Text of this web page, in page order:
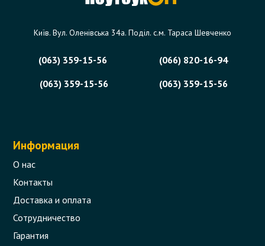
Київ. Вул. Оленівська 34а. Поділ. с.м. Тараса Шевченко
(063) 359-15-56
(066) 820-16-94
(063) 359-15-56
(063) 359-15-56
Информация
О нас
Контакты
Доставка и оплата
Сотрудничество
Гарантия